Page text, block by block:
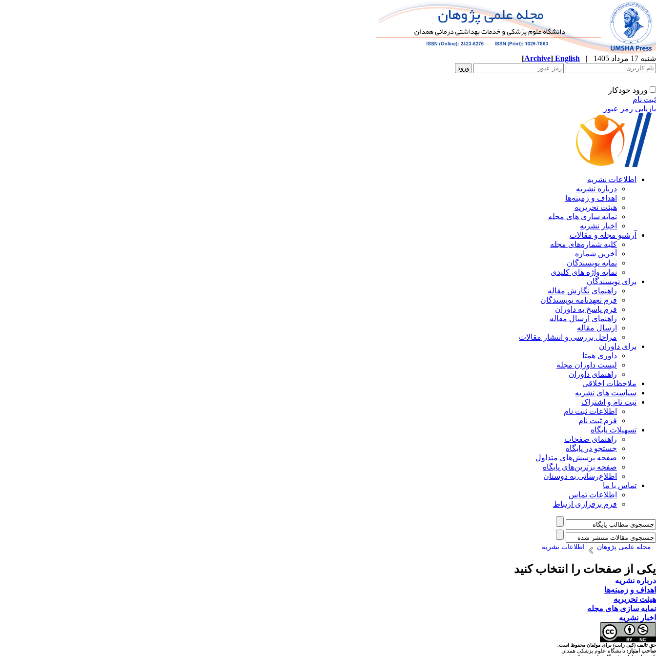
شنبه 17 مرداد 1405 |
English
[Archive]
ورود خودکار
ثبت نام
بازیابی رمز عبور
اطلاعات نشریه
درباره نشریه
اهداف و زمینه‌ها
هیئت تحریریه
نمایه سازی های مجله
اخبار نشریه
آرشیو مجله و مقالات
کلیه شماره‌های مجله
آخرین شماره
نمایه نویسندگان
نمایه واژه های کلیدی
برای نویسندگان
راهنمای نگارش مقاله
فرم تعهدنامه نویسندگان
فرم پاسخ به داوران
راهنمای ارسال مقاله
ارسال مقاله
مراحل بررسی و انتشار مقالات
برای داوران
داوری همتا
لیست داوران مجله
راهنمای داوران
ملاحظات اخلاقی
سیاست های نشریه
ثبت نام و اشتراک
اطلاعات ثبت نام
فرم ثبت نام
تسهیلات پایگاه
راهنمای صفحات
جستجو در پایگاه
صفحه پرسش‌های متداول
صفحه برترین‌های پایگاه
اطلاع‌رسانی به دوستان
تماس با ما
اطلاعات تماس
فرم برقراری ارتباط
مجله علمی پژوهان اطلاعات نشریه
یکی از صفحات را انتخاب کنید
درباره نشریه
اهداف و زمینه‌ها
هیئت تحریریه
نمایه سازی های مجله
اخبار نشریه
حق تالیف (کپی رایت) برای مولفان محفوظ است.
صاحب امتیاز: دانشگاه علوم پزشکی همدان